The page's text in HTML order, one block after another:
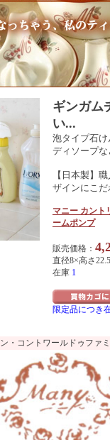
ギンガム
い...
泡タイプ石
ディソープな
【日本製】
ザインにこだ
マニー カント
ームポンプ
販売価格：
直径8×高さ
在庫 1
限定品につき
・コントワールドゥファ